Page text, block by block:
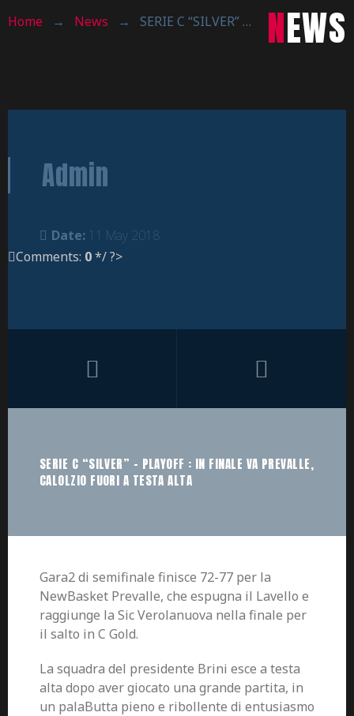
Home → News → SERIE C “SILVER” – PLAYOFF : IN FINALE VA PREVALLE, CALOLZIO FUORI A TESTA ALTA NEWS
Admin
Date: 11 May 2018
Comments: 0*/ ?>
SERIE C “SILVER” – PLAYOFF : IN FINALE VA PREVALLE,
CALOLZIO FUORI A TESTA ALTA
Gara2 di semifinale finisce 72-77 per la
NewBasket Prevalle, che espugna il Lavello e
raggiunge la Sic Verolanuova nella finale per
il salto in C Gold.
La squadra del presidente Brini esce a testa
alta dopo aver giocato una grande partita, in
un palaButta pieno e ribollente di entusiasmo